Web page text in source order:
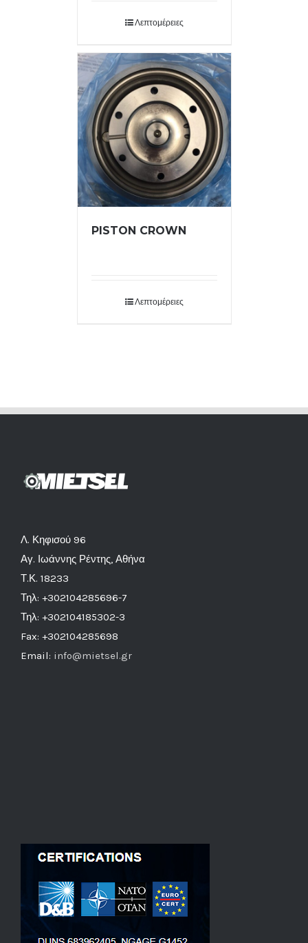
Λεπτομέρειες
PISTON CROWN
Λεπτομέρειες
Λ. Κηφισού 96
Αγ. Ιωάννης Ρέντης, Αθήνα
Τ.Κ. 18233
Τηλ: +302104285696-7
Τηλ: +302104185302-3
Fax: +302104285698
Email: info@mietsel.gr